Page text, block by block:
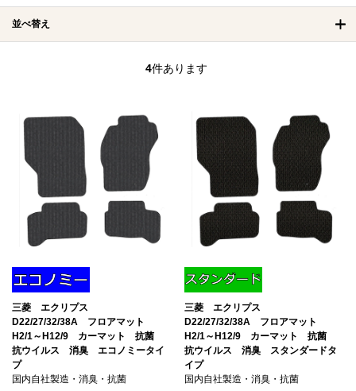
並べ替え
4件あります
三菱 エクリプス
D22/27/32/38A フロアマット
H2/1～H12/9 カーマット 抗菌
抗ウイルス 消臭 エコノミータイ
プ
国内自社製造・消臭・抗菌
三菱 エクリプス
D22/27/32/38A フロアマット
H2/1～H12/9 カーマット 抗菌
抗ウイルス 消臭 スタンダードタ
イプ
国内自社製造・消臭・抗菌